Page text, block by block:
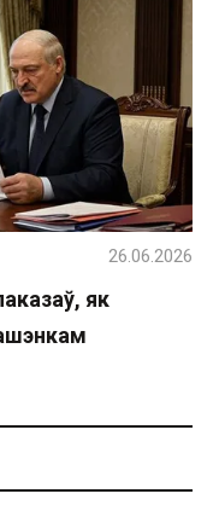
як
26.06.2026